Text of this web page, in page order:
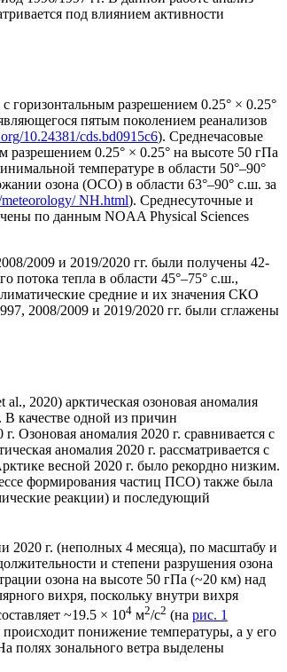
под влиянием активности
горизонтальным разрешением 0.25° × 0.25°
пятым поколением реанализов
10.24381/cds.bd0915c6). Среднечасовые
разрешением 0.25° × 0.25° на высоте 50 гПа
температуре в области 50°–90°
озона (ОСО) в области 63°‒90° с.ш. за
NH.html). Среднесуточные и
по данным NOAA Physical Sciences
2009 и 2019/2020 гг. были получены 42-
потока тепла в области 45°‒75° с.ш.,
средние и их значения СКО
2008/2009 и 2019/2020 гг. были сглажены
2020) арктическая озоновая аномалия
В качестве одной из причин
Озоновая аномалия 2020 г. сравнивается с
аномалия 2020 г. рассматривается с
весной 2020 г. было рекордно низким.
формирования частиц ПСО) также была
реакции) и последующий
2020 г. (неполных 4 месяца), по масштабу и
и степени разрушения озона
озона на высоте 50 гПа (~20 км) над
вихря, поскольку внутри вихря
~19.5 × 104 м2/с2 (на рис. 1
понижение температуры, а у его
полях зонального ветра выделены